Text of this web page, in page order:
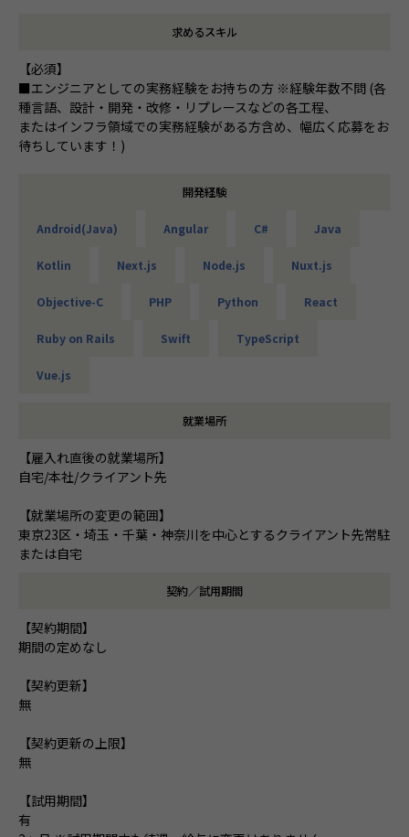
求めるスキル
【必須】
■エンジニアとしての実務経験をお持ちの方 ※経験年数不問 (各
種言語、設計・開発・改修・リプレースなどの各工程、
またはインフラ領域での実務経験がある方含め、幅広く応募をお
待ちしています！)
開発経験
Android(Java) Angular C# Java
Kotlin Next.js Node.js Nuxt.js
Objective-C PHP Python React
Ruby on Rails Swift TypeScript
Vue.js
就業場所
【雇入れ直後の就業場所】
自宅/本社/クライアント先
【就業場所の変更の範囲】
東京23区・埼玉・千葉・神奈川を中心とするクライアント先常駐
または自宅
契約／試用期間
【契約期間】
期間の定めなし
【契約更新】
無
【契約更新の上限】
無
【試用期間】
有